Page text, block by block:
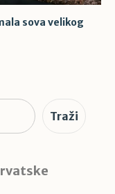
sova velikog
Traži